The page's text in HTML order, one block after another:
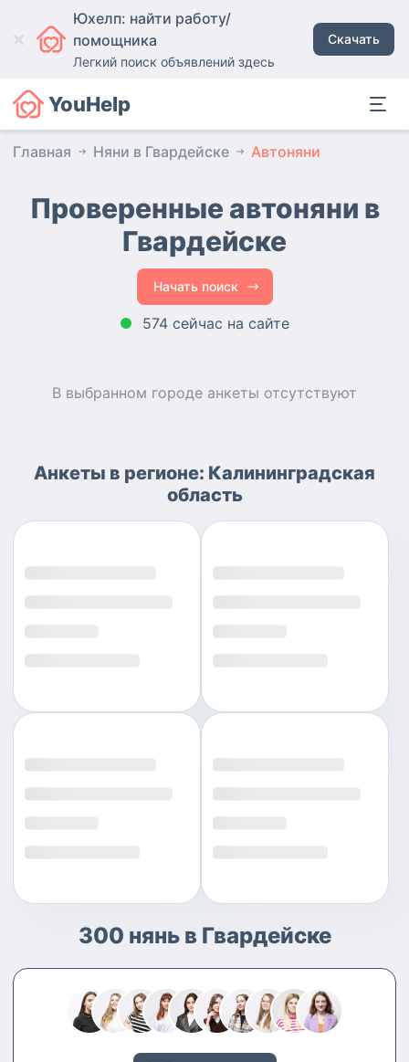
Юхелп: найти работу/
помощника
Легкий поиск объявлений здесь
Скачать
YouHelp
Главная Няни в Гвардейске Автоняни
Проверенные автоняни в
Гвардейске
Начать поиск
574 сейчас на сайте
В выбранном городе анкеты отсутствуют
Анкеты в регионе: Калининградская
область
300 нянь в Гвардейске